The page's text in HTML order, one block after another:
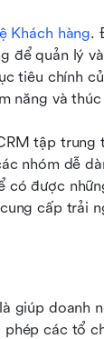
Khách hàng.
để quản lý
tiêu chính
năng và
tập
nhóm dễ
được
cấp trải
giúp doanh
phép các tổ